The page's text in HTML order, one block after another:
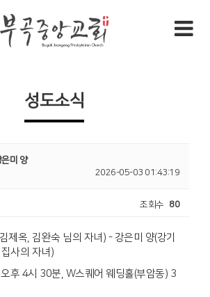
성도소식
미 양
2026-05-03 01:43:19
조회수 80
제옥, 김완숙 님의 자녀) - 강은미 양(강기
사의 자녀)
후 4시 30분, W스퀘어 웨딩홀(부암동) 3